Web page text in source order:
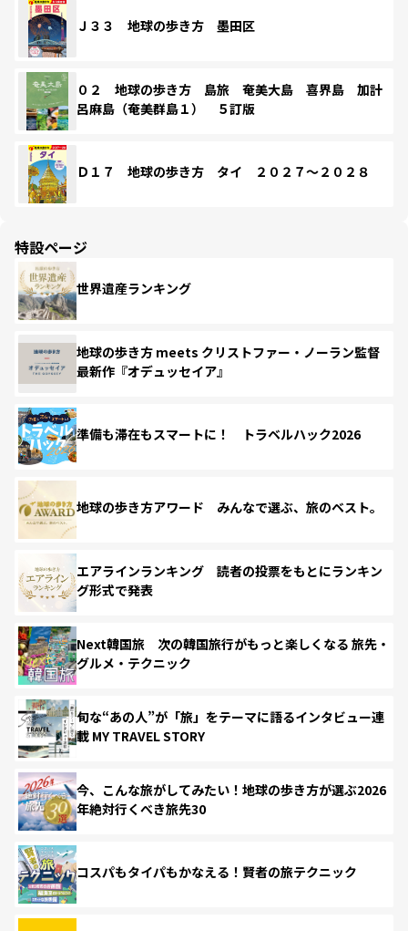
Ｊ３３ 地球の歩き方 墨田区
０２ 地球の歩き方 島旅 奄美大島 喜界島 加計
呂麻島（奄美群島１） ５訂版
Ｄ１７ 地球の歩き方 タイ ２０２７～２０２８
特設ページ
世界遺産ランキング
地球の歩き方 meets クリストファー・ノーラン監督
最新作『オデュッセイア』
準備も滞在もスマートに！ トラベルハック2026
地球の歩き方アワード みんなで選ぶ、旅のベスト。
エアラインランキング 読者の投票をもとにランキン
グ形式で発表
Next韓国旅 次の韓国旅行がもっと楽しくなる 旅先・
グルメ・テクニック
旬な“あの人”が「旅」をテーマに語るインタビュー連
載 MY TRAVEL STORY
今、こんな旅がしてみたい！地球の歩き方が選ぶ2026
年絶対行くべき旅先30
コスパもタイパもかなえる！賢者の旅テクニック